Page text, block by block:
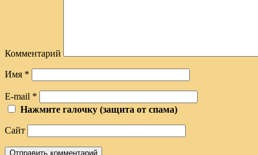
Комментарий
Имя *
E-mail *
Нажмите галочку (защита от спама)
Сайт